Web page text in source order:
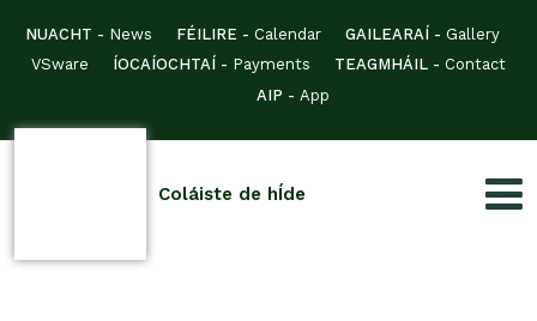
NUACHT - News FÉILIRE - Calendar GAILEARAÍ - Gallery
VSware
ÍOCAÍOCHTAÍ - Payments TEAGMHÁIL - Contact
AIP - App
Coláiste de hÍde